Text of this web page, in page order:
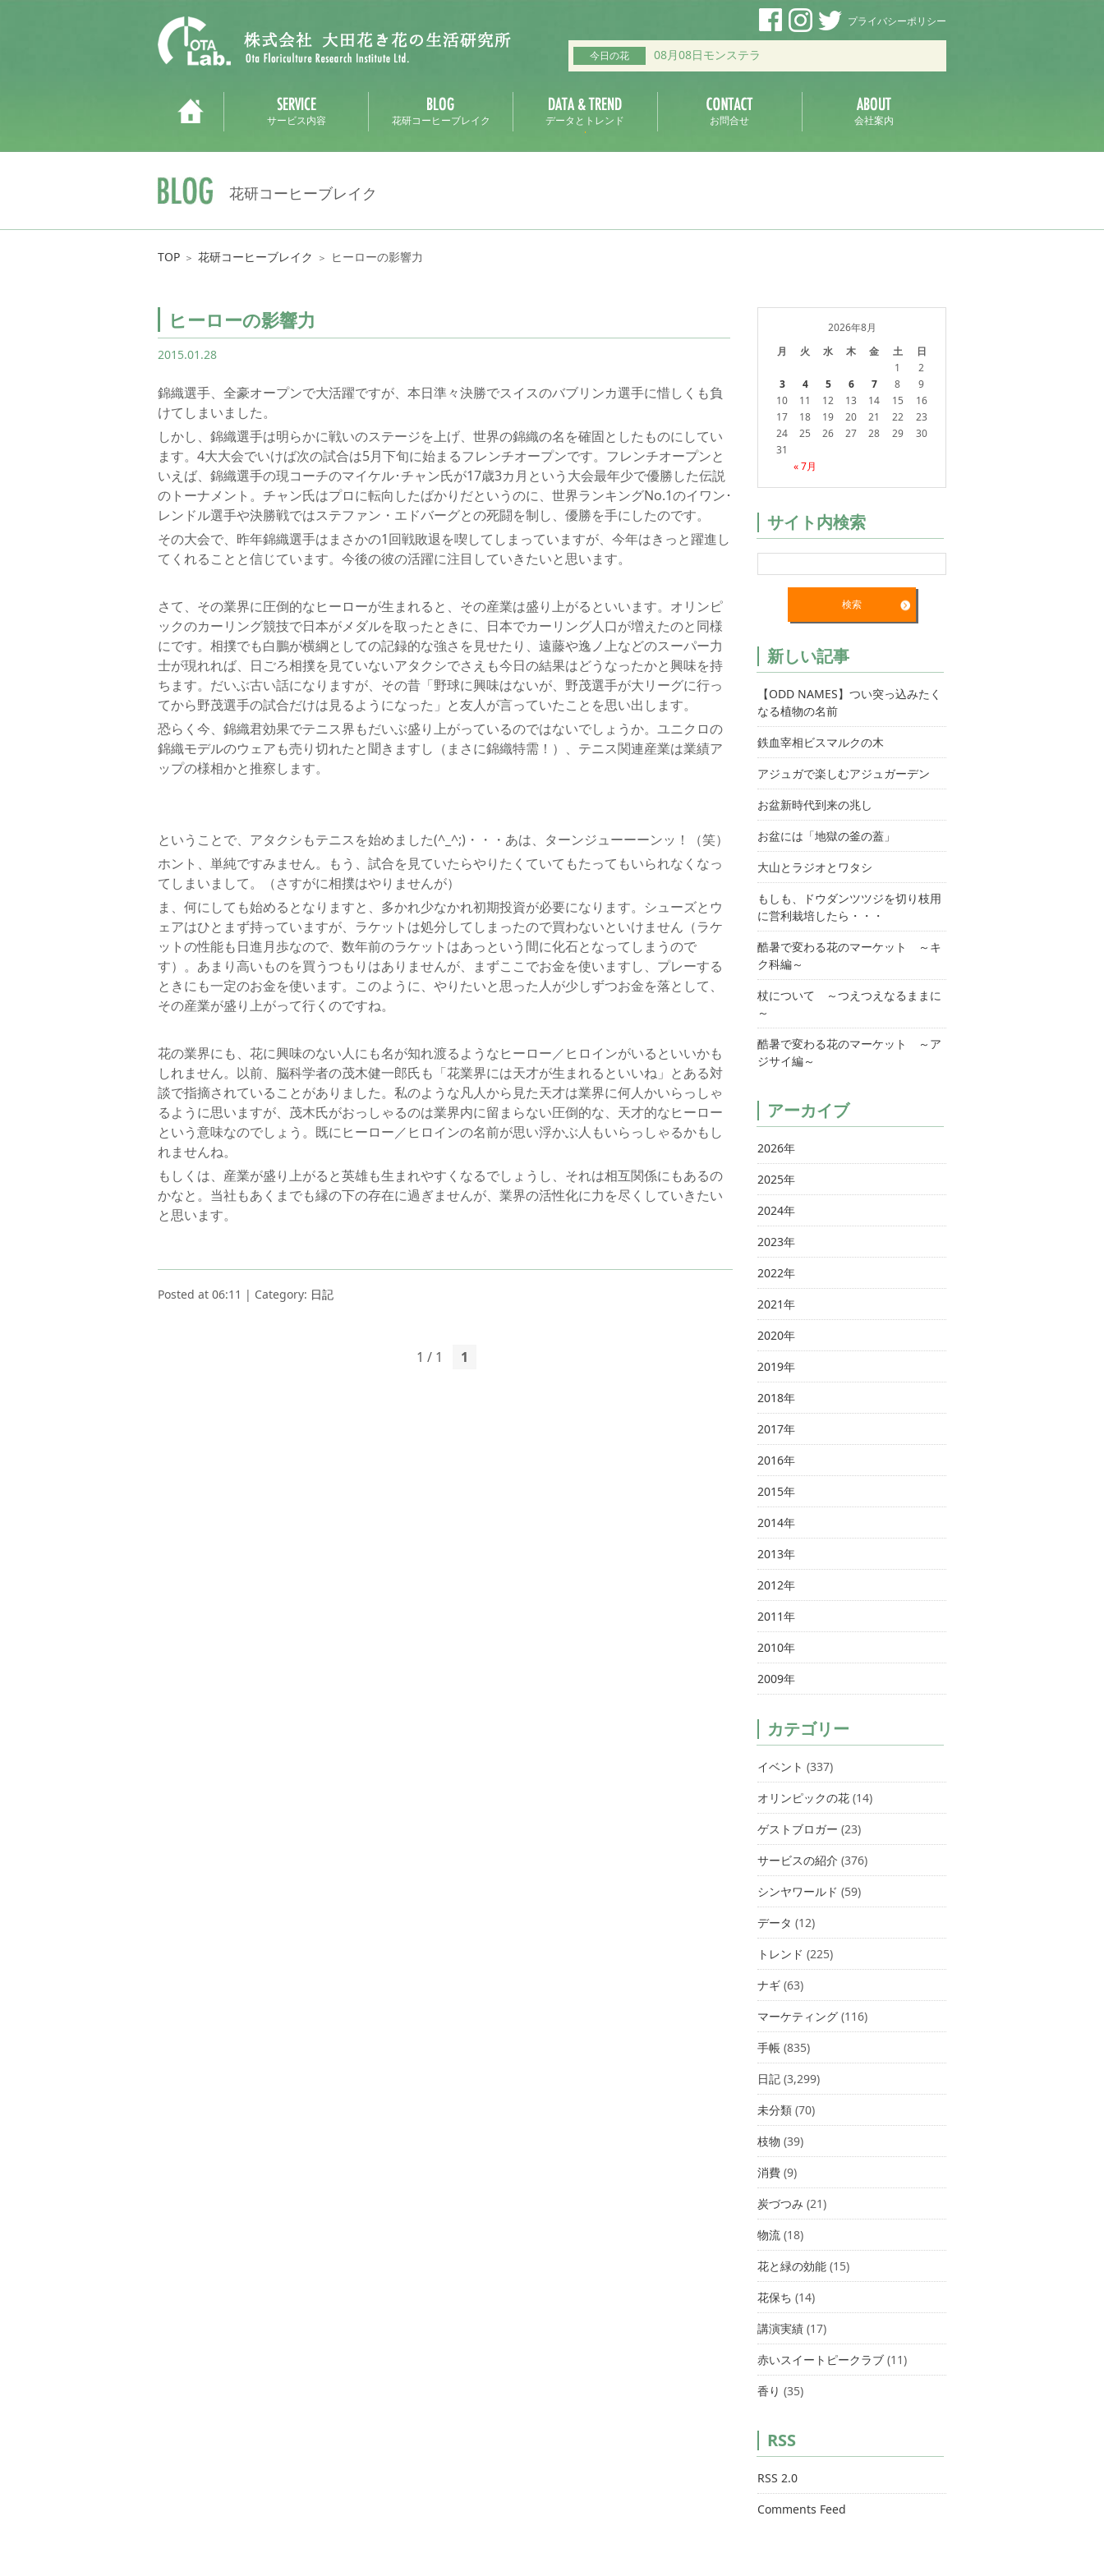
プライバシーポリシー
今日の花 08月08日モンステラ
サービス内容 花研コーヒーブレイク データとトレンド お問合せ 会社案内
花研コーヒーブレイク
TOP ＞ 花研コーヒーブレイク ＞ ヒーローの影響力
ヒーローの影響力
2015.01.28
錦織選手、全豪オープンで大活躍ですが、本日準々決勝でスイスのバブリンカ選手に惜しくも負
けてしまいました。
しかし、錦織選手は明らかに戦いのステージを上げ、世界の錦織の名を確固としたものにしてい
ます。4大大会でいけば次の試合は5月下旬に始まるフレンチオープンです。フレンチオープンと
いえば、錦織選手の現コーチのマイケル･チャン氏が17歳3カ月という大会最年少で優勝した伝説
のトーナメント。チャン氏はプロに転向したばかりだというのに、世界ランキングNo.1のイワン･
レンドル選手や決勝戦ではステファン・エドバーグとの死闘を制し、優勝を手にしたのです。
その大会で、昨年錦織選手はまさかの1回戦敗退を喫してしまっていますが、今年はきっと躍進し
てくれることと信じています。今後の彼の活躍に注目していきたいと思います。
さて、その業界に圧倒的なヒーローが生まれると、その産業は盛り上がるといいます。オリンピ
ックのカーリング競技で日本がメダルを取ったときに、日本でカーリング人口が増えたのと同様
にです。相撲でも白鵬が横綱としての記録的な強さを見せたり、遠藤や逸ノ上などのスーパー力
士が現れれば、日ごろ相撲を見ていないアタクシでさえも今日の結果はどうなったかと興味を持
ちます。だいぶ古い話になりますが、その昔「野球に興味はないが、野茂選手が大リーグに行っ
てから野茂選手の試合だけは見るようになった」と友人が言っていたことを思い出します。
恐らく今、錦織君効果でテニス界もだいぶ盛り上がっているのではないでしょうか。ユニクロの
錦織モデルのウェアも売り切れたと聞きますし（まさに錦織特需！）、テニス関連産業は業績ア
ップの様相かと推察します。
ということで、アタクシもテニスを始めました(^_^;)・・・あは、ターンジューーーンッ！（笑）
ホント、単純ですみません。もう、試合を見ていたらやりたくていてもたってもいられなくなっ
てしまいまして。（さすがに相撲はやりませんが）
ま、何にしても始めるとなりますと、多かれ少なかれ初期投資が必要になります。シューズとウ
ェアはひとまず持っていますが、ラケットは処分してしまったので買わないといけません（ラケ
ットの性能も日進月歩なので、数年前のラケットはあっという間に化石となってしまうので
す）。あまり高いものを買うつもりはありませんが、まずここでお金を使いますし、プレーする
ときにも一定のお金を使います。このように、やりたいと思った人が少しずつお金を落として、
その産業が盛り上がって行くのですね。
花の業界にも、花に興味のない人にも名が知れ渡るようなヒーロー／ヒロインがいるといいかも
しれません。以前、脳科学者の茂木健一郎氏も「花業界には天才が生まれるといいね」とある対
談で指摘されていることがありました。私のような凡人から見た天才は業界に何人かいらっしゃ
るように思いますが、茂木氏がおっしゃるのは業界内に留まらない圧倒的な、天才的なヒーロー
という意味なのでしょう。既にヒーロー／ヒロインの名前が思い浮かぶ人もいらっしゃるかもし
れませんね。
もしくは、産業が盛り上がると英雄も生まれやすくなるでしょうし、それは相互関係にもあるの
かなと。当社もあくまでも縁の下の存在に過ぎませんが、業界の活性化に力を尽くしていきたい
と思います。
Posted at 06:11 | Category: 日記
1 / 1 1
2026年8月
月
火 水 木 金 土 日
« 7月
1
2
3
4 5 6 7 8
9
10
11 12 13 14 15
16
17
18 19 20 21 22
23
24
25 26 27 28 29
30
31
サイト内検索
新しい記事
【ODD NAMES】つい突っ込みたく
なる植物の名前
鉄血宰相ビスマルクの木
アジュガで楽しむアジュガーデン
お盆新時代到来の兆し
お盆には「地獄の釜の蓋」
大山とラジオとワタシ
もしも、ドウダンツツジを切り枝用
に営利栽培したら・・・
酷暑で変わる花のマーケット ～キ
ク科編～
杖について ～つえつえなるままに
～
酷暑で変わる花のマーケット ～ア
ジサイ編～
アーカイブ
2026年
2025年
2024年
2023年
2022年
2021年
2020年
2019年
2018年
2017年
2016年
2015年
2014年
2013年
2012年
2011年
2010年
2009年
カテゴリー
イベント (337)
オリンピックの花 (14)
ゲストブロガー (23)
サービスの紹介 (376)
シンヤワールド (59)
データ (12)
トレンド (225)
ナギ (63)
マーケティング (116)
手帳 (835)
日記 (3,299)
未分類 (70)
枝物 (39)
消費 (9)
炭づつみ (21)
物流 (18)
花と緑の効能 (15)
花保ち (14)
講演実績 (17)
赤いスイートピークラブ (11)
香り (35)
RSS
RSS 2.0
Comments Feed